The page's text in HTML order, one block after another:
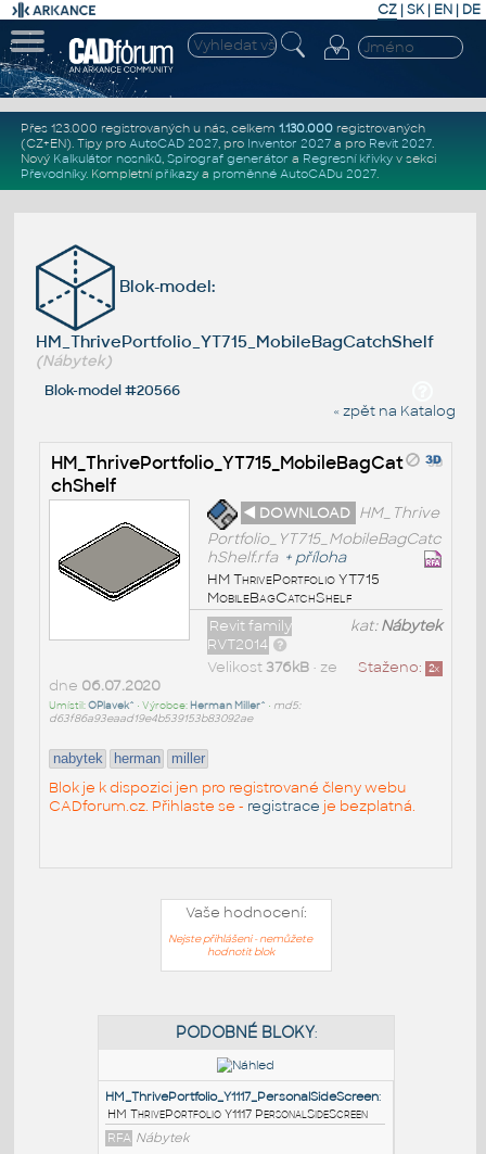
CZ | SK| EN | DE
Přes 123.000 registrovaných u nás, celkem 1.130.000registrovaných
(CZ+EN). Tipy pro AutoCAD 2027, pro Inventor 2027a pro Revit 2027.
Nový Kalkulátor nosníků, Spirograf generátor a Regresní křivkyv sekci
Převodníky. Kompletní příkazya proměnné AutoCADu 2027.
Blok-model:
HM_ThrivePortfolio_YT715_MobileBagCatchShelf
(Nábytek)
Blok-model #20566
« zpět na Katalog
HM_ThrivePortfolio_YT715_MobileBagCat
chShelf
◄ DOWNLOAD HM_Thrive
Portfolio_YT715_MobileBagCatc
hShelf.rfa + příloha
HM ThrivePortfolio YT715
MobileBagCatchShelf
kat:Nábytek
Revit family
RVT2014
Staženo: 2x
Velikost376kB• ze
dne 06.07.2020
Umístil:OPlavek^ • Výrobce: Herman Miller^ • md5:
d63f86a93eaad19e4b539153b83092ae
nabytek herman miller
Blok je k dispozici jen pro registrované členy webu
CADforum.cz. Přihlaste se - registrace je bezplatná.
Vaše hodnocení:
Nejste přihlášeni - nemůžete
hodnotit blok